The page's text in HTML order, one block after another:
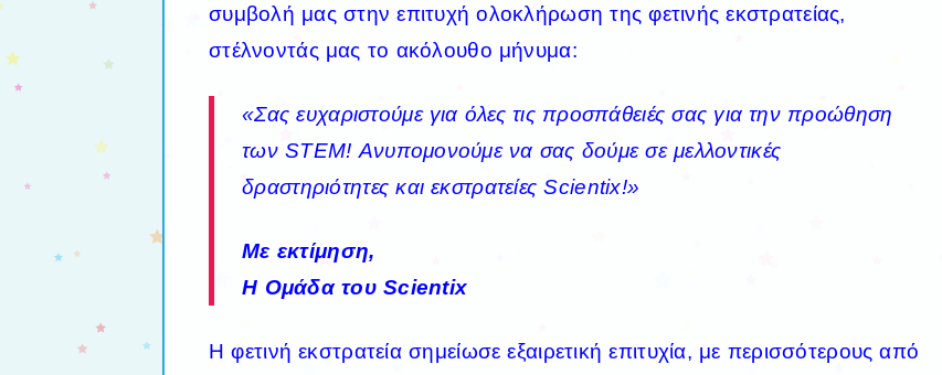
συμβολή μας στην επιτυχή ολοκλήρωση της φετινής εκστρατείας,
στέλνοντάς μας το ακόλουθο μήνυμα:
«Σας ευχαριστούμε για όλες τις προσπάθειές σας για την προώθηση
των STEM! Ανυπομονούμε να σας δούμε σε μελλοντικές
δραστηριότητες και εκστρατείες Scientix!»
Με εκτίμηση,
Η Ομάδα του Scientix
Η φετινή εκστρατεία σημείωσε εξαιρετική επιτυχία, με περισσότερους από